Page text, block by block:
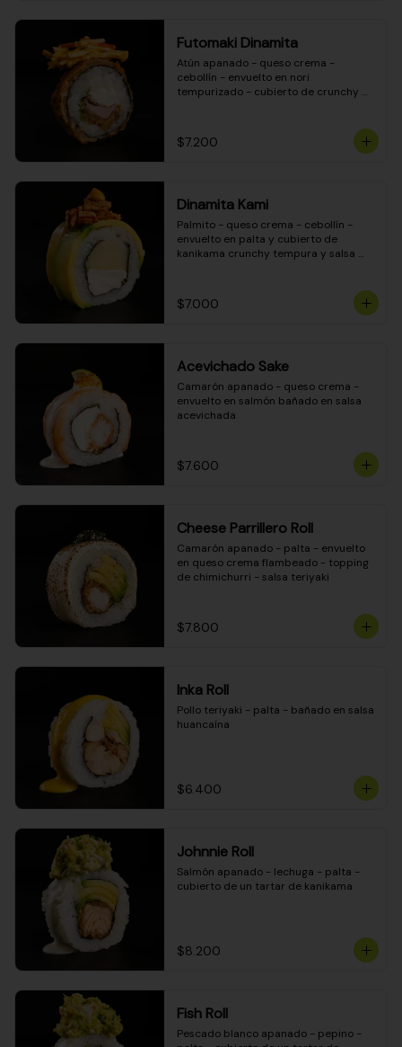
Futomaki Dinamita
Atún apanado - queso crema -
cebollín - envuelto en nori
tempurizado - cubierto de crunchy
$7.200
Dinamita Kami
Palmito - queso crema - cebollín -
envuelto en palta y cubierto de
kanikama crunchy tempura y salsa
$7.000
Acevichado Sake
Camarón apanado - queso crema -
envuelto en salmón bañado en salsa
acevichada
$7.600
Cheese Parrillero Roll
Camarón apanado - palta - envuelto
en queso crema flambeado - topping
de chimichurri - salsa teriyaki
$7.800
Inka Roll
Pollo teriyaki - palta - bañado en salsa
huancaína
$6.400
Johnnie Roll
Salmón apanado - lechuga - palta -
cubierto de un tartar de kanikama
$8.200
Fish Roll
Pescado blanco apanado - pepino -